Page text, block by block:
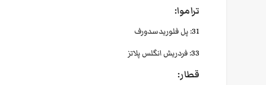
تراموا:
31: پل فلوریدسدورف
33: فردریش انگلس پلاتز
قطار: